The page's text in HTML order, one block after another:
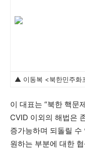
▲ 이동복 <북한민주화
이 대표는 “북한 핵문
CVID 이외의 해법은
증가능하며 되돌릴 수
원하는 부분에 대한